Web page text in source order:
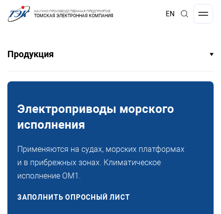
НАУЧНО-ПРОИЗВОДСТВЕННАЯ ПРЕДПРИЯТИЕ
ТОМСКАЯ ЭЛЕКТРОННАЯ КОМПАНИЯ EN
Продукция
Электроприводы морского
исполнения
Применяются на судах, морских платформах
и в прибрежных зонах. Климатическое
исполнение ОМ1.
ЗАПОЛНИТЬ ОПРОСНЫЙ ЛИСТ